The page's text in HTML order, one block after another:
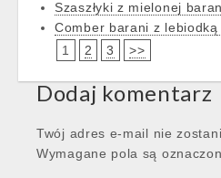
Szaszłyki z mielonej
Comber barani z lebiodką
1
2 3 >>
Dodaj komentarz
Twój adres e-mail nie
Wymagane pola są